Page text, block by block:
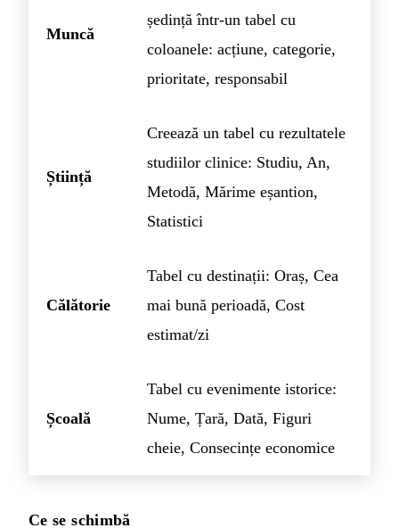
Muncă
ședință într-un tabel cu
coloanele: acțiune, categorie,
prioritate, responsabil
Știință
Creează un tabel cu rezultatele
studiilor clinice: Studiu, An,
Metodă, Mărime eșantion,
Statistici
Călătorie
Tabel cu destinații: Oraș, Cea
mai bună perioadă, Cost
estimat/zi
Școală
Tabel cu evenimente istorice:
Nume, Țară, Dată, Figuri
cheie, Consecințe economice
Ce se schimbă